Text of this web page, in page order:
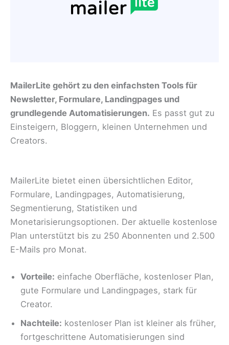
MailerLite gehört zu den einfachsten Tools für
Newsletter, Formulare, Landingpages und
grundlegende Automatisierungen. Es passt gut zu
Einsteigern, Bloggern, kleinen Unternehmen und
Creators.
MailerLite bietet einen übersichtlichen Editor,
Formulare, Landingpages, Automatisierung,
Segmentierung, Statistiken und
Monetarisierungsoptionen. Der aktuelle kostenlose
Plan unterstützt bis zu 250 Abonnenten und 2.500
E-Mails pro Monat.
Vorteile: einfache Oberfläche, kostenloser Plan,
gute Formulare und Landingpages, stark für
Creator.
Nachteile: kostenloser Plan ist kleiner als früher,
fortgeschrittene Automatisierungen sind